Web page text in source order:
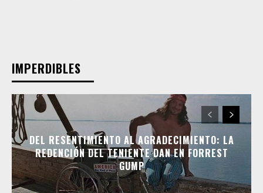
IMPERDIBLES
DEL RESENTIMIENTO AL AGRADECIMIENTO: LA
REDENCIÓN DEL TENIENTE DAN EN FORREST
GUMP